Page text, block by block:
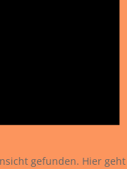
gefunden. Hier geht